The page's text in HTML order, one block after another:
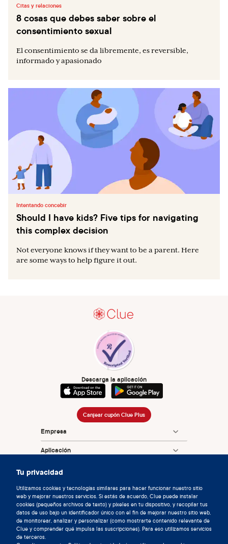
Tu privacidad
Utilizamos cookies y tecnologías similares para hacer funcionar nuestro sitio
web y mejorar nuestros servicios. Si estás de acuerdo, Clue puede instalar
cookies (pequeños archivos de texto) y píxeles en tu dispositivo, y recopilar tus
datos de uso bajo un identificador único con el fin de mejorar nuestro sitio web,
de monitorear, analizar y personalizar (como mostrarte contenido relevante de
Clue y comprender qué impulsa las suscripciones). Para eso utilizamos servicios
de terceros.
Citas y relaciones
8 cosas que debes saber sobre el
consentimiento sexual
El consentimiento se da libremente, es reversible,
informado y apasionado
Intentando concebir
Should I have kids? Five tips for navigating
this complex decision
Not everyone knows if they want to be a parent. Here
are some ways to help figure it out.
Descarga la aplicación
Canjear cupón Clue Plus
Empresa
Aplicación
Enciclopedia
Información
Partnerships